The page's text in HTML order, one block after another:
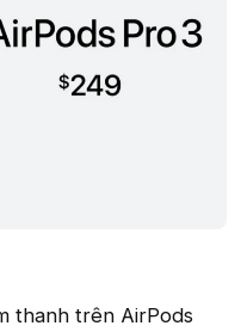
thanh trên AirPods